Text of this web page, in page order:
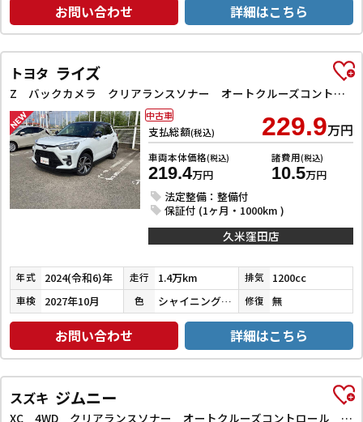
お問い合わせ 詳細はこちら
トヨタ ライズ
Z バックカメラ クリアランスソナー オートクルーズコントロール レーンアシスト 衝突被害軽減システム TV LEDヘッドランプ アルミホイール スマートキー アイドリングストップ 電動格納ミラー
支払総額(税込) 229.9万円
車両本体価格(税込)
219.4万円
諸費用(税込)
10.5万円
法定整備：整備付
保証付 (1ヶ月・1000km )
中古車
久米窪田店
年式 2024(令和6)年 走行 1.4万km 排気 1200cc
車検 2027年10月 色 シャイニングホワイトパール／ブラックマイカメタリック 修復 無
お問い合わせ 詳細はこちら
スズキ ジムニー
XC 4WD クリアランスソナー オートクルーズコントロール レーンアシスト 衝突被害軽減システム オートライト ヘッドライトウォッシャー スマートキー アイドリングストップ 電動格納ミラー シートヒーター